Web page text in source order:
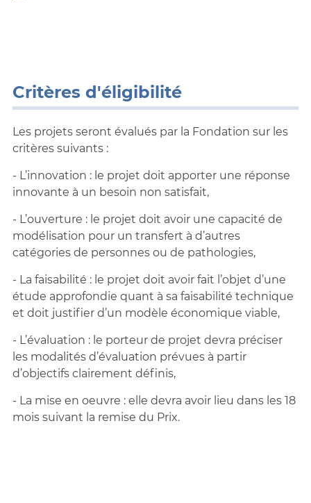
Critères d'éligibilité
Les projets seront évalués par la Fondation sur les
critères suivants :
- L’innovation : le projet doit apporter une réponse
innovante à un besoin non satisfait,
- L’ouverture : le projet doit avoir une capacité de
modélisation pour un transfert à d’autres
catégories de personnes ou de pathologies,
- La faisabilité : le projet doit avoir fait l’objet d’une
étude approfondie quant à sa faisabilité technique
et doit justifier d’un modèle économique viable,
- L’évaluation : le porteur de projet devra préciser
les modalités d’évaluation prévues à partir
d’objectifs clairement définis,
- La mise en oeuvre : elle devra avoir lieu dans les 18
mois suivant la remise du Prix.